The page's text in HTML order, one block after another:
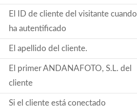
El ID de cliente del visitante cuando
ha autentificado
El apellido del cliente.
El primer ANDANAFOTO, S.L. del
cliente
Si el cliente está conectado